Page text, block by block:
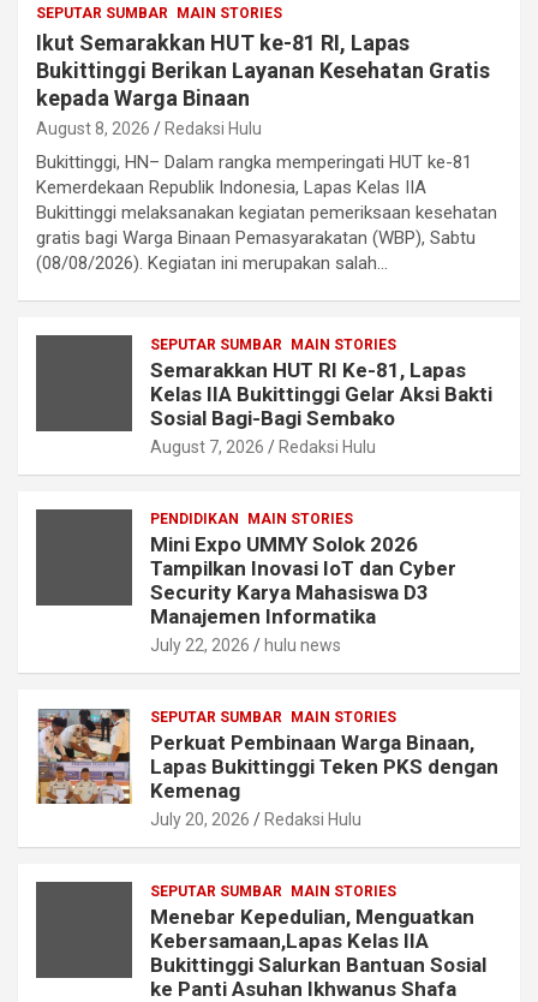
SEPUTAR SUMBAR MAIN STORIES
Ikut Semarakkan HUT ke-81 RI, Lapas
Bukittinggi Berikan Layanan Kesehatan Gratis
kepada Warga Binaan
August 8, 2026 Redaksi Hulu
Bukittinggi, HN– Dalam rangka memperingati HUT ke-81
Kemerdekaan Republik Indonesia, Lapas Kelas IIA
Bukittinggi melaksanakan kegiatan pemeriksaan kesehatan
gratis bagi Warga Binaan Pemasyarakatan (WBP), Sabtu
(08/08/2026). Kegiatan ini merupakan salah…
SEPUTAR SUMBAR MAIN STORIES
Semarakkan HUT RI Ke-81, Lapas
Kelas IIA Bukittinggi Gelar Aksi Bakti
Sosial Bagi-Bagi Sembako
August 7, 2026 Redaksi Hulu
PENDIDIKAN MAIN STORIES
Mini Expo UMMY Solok 2026
Tampilkan Inovasi IoT dan Cyber
Security Karya Mahasiswa D3
Manajemen Informatika
July 22, 2026 hulu news
SEPUTAR SUMBAR MAIN STORIES
Perkuat Pembinaan Warga Binaan,
Lapas Bukittinggi Teken PKS dengan
Kemenag
July 20, 2026 Redaksi Hulu
SEPUTAR SUMBAR MAIN STORIES
Menebar Kepedulian, Menguatkan
Kebersamaan,Lapas Kelas IIA
Bukittinggi Salurkan Bantuan Sosial
ke Panti Asuhan Ikhwanus Shafa